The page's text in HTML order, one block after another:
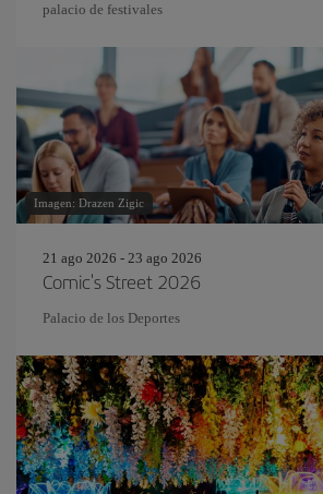
palacio de festivales
Imagen: Drazen Zigic
21 ago 2026 - 23 ago 2026
Comic's Street 2026
Palacio de los Deportes